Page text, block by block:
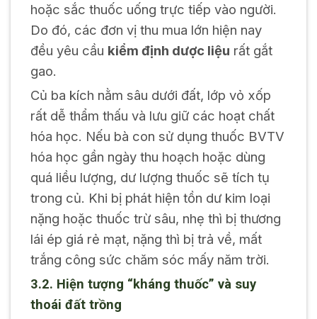
hoặc sắc thuốc uống trực tiếp vào người.
Do đó, các đơn vị thu mua lớn hiện nay
đều yêu cầu kiểm định dược liệu rất gắt
gao.
Củ ba kích nằm sâu dưới đất, lớp vỏ xốp
rất dễ thẩm thấu và lưu giữ các hoạt chất
hóa học. Nếu bà con sử dụng thuốc BVTV
hóa học gần ngày thu hoạch hoặc dùng
quá liều lượng, dư lượng thuốc sẽ tích tụ
trong củ. Khi bị phát hiện tồn dư kim loại
nặng hoặc thuốc trừ sâu, nhẹ thì bị thương
lái ép giá rẻ mạt, nặng thì bị trả về, mất
trắng công sức chăm sóc mấy năm trời.
3.2. Hiện tượng “kháng thuốc” và suy
thoái đất trồng